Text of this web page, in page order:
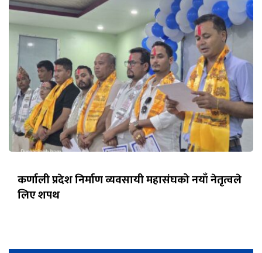
कर्णाली प्रदेश निर्माण व्यवसायी महासंघको नयाँ नेतृत्वले
लिए शपथ